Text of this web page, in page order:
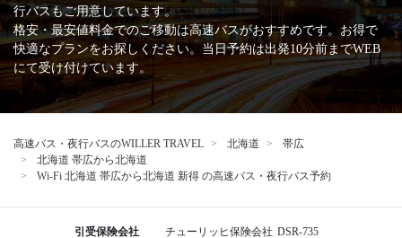
行バスもご用意しています。
格安・最安値料金でのご移動は高速バスがおすすめです。お得で
快適なプランをお探しください。当日予約は出発10分前までWEB
にて受け付けています。
高速バス・夜行バスのWILLER TRAVEL 北海道
帯広
北海道 帯広から北海道
Wi-Fi 北海道 帯広から北海道 新得 の高速バス・夜行バス予約
引受保険会社 チューリッヒ保険会社 DSR-735